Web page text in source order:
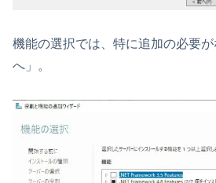
機能の選択では、特に追加の必要
へ」。